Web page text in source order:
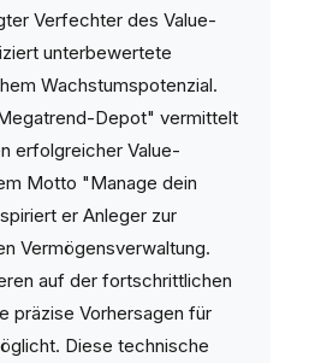
Verfechter des Value-
unterbewertete
Wachstumspotenzial.
Depot" vermittelt
erfolgreicher Value-
Motto "Manage dein
er Anleger zur
Vermögensverwaltung.
auf der fortschrittlichen
präzise Vorhersagen für
Diese technische